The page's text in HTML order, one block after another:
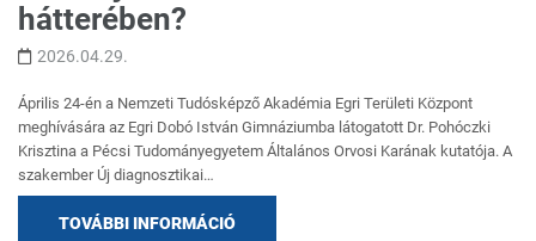
hátterében?
2026.04.29.
Április 24-én a Nemzeti Tudósképző Akadémia Egri Területi Központ
meghívására az Egri Dobó István Gimnáziumba látogatott Dr. Pohóczki
Krisztina a Pécsi Tudományegyetem Általános Orvosi Karának kutatója. A
szakember Új diagnosztikai…
TOVÁBBI INFORMÁCIÓ